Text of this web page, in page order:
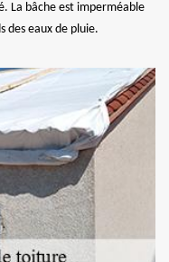
La bâche est imperméable
des eaux de pluie.